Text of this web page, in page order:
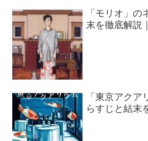
「モリオ」
末を徹底解説
「東京アク
らすじと結末